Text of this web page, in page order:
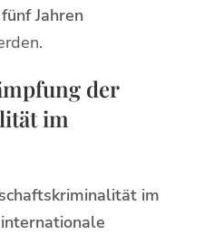
Jahren
der
im
im
internationale